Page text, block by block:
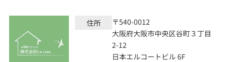
住所
〒540-0012
大阪府大阪市中央区谷町３丁目
2-12
日本エルコートビル 6F